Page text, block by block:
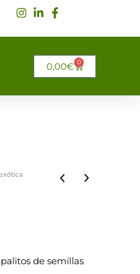
0,00€ 0
CARRITO
de semillas